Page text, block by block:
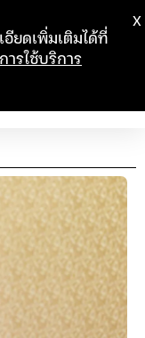
ยดเพิ่มเติมได้ที่
รใช้บริการ
X